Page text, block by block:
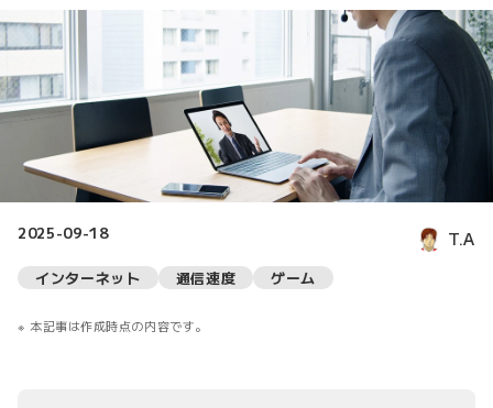
2025-09-18 T.A
インターネット 通信速度 ゲーム
本記事は作成時点の内容です。